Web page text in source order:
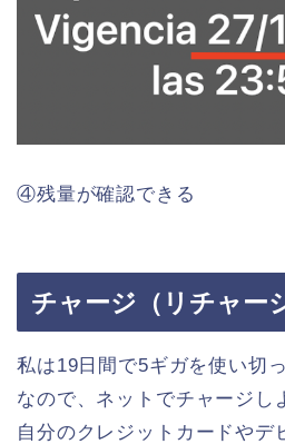
④残量が確認できる
チャージ（リチャー
私は19日間で5ギガを使い切
なので、ネットでチャージし
自分のクレジットカードやデ